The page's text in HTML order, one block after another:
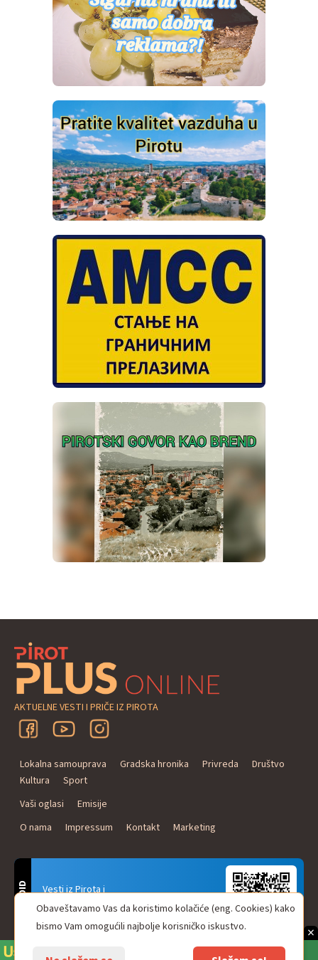
×
AKTUELNE VESTI I PRIČE IZ PIROTA
Lokalna samouprava Gradska hronika Privreda
Društvo
Kultura
Sport
Vaši oglasi
Emisije
O nama
Impressum Kontakt Marketing
Vesti iz Pirota i
Naxi Plus Radio
Uvek u Vašem džepu!
ANDROID Obaveštavamo Vas da koristimo kolačiće (eng. Cookies) kako
bismo Vam omogućili najbolje korisničko iskustvo.